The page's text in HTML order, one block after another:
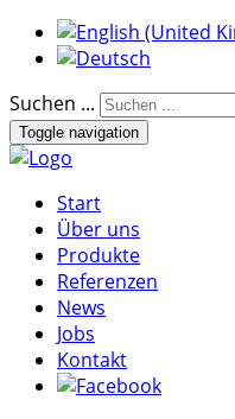
Suchen ...
Toggle navigation
Start
Über uns
Produkte
Referenzen
News
Jobs
Kontakt